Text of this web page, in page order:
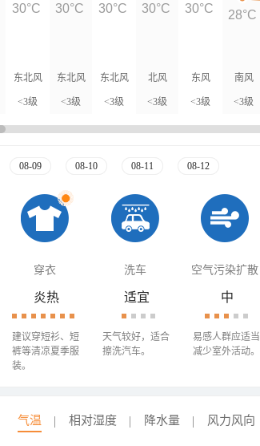
东北风
<3级
东北风
<3级
东北风
<3级
北风
<3级
东风
<3级
南风
<3级
30°C 30°C 30°C 30°C 30°C 28°C
08-09 08-10 08-11 08-12
穿衣 洗车 空气污染扩散
炎热
建议穿短衫、短
裤等清凉夏季服
装。
适宜
天气较好，适合
擦洗汽车。
中
易感人群应适当
减少室外活动。
气温 相对湿度 降水量 风力风向